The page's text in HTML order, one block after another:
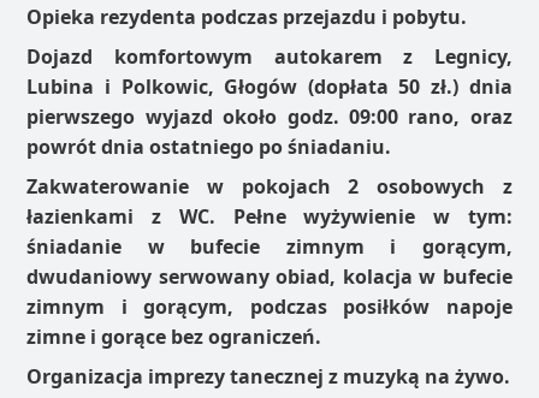
Opieka rezydenta podczas przejazdu i pobytu.
Dojazd komfortowym autokarem z Legnicy,
Lubina i Polkowic, Głogów (dopłata 50 zł.) dnia
pierwszego wyjazd około godz. 09:00 rano, oraz
powrót dnia ostatniego po śniadaniu.
Zakwaterowanie w pokojach 2 osobowych z
łazienkami z WC. Pełne wyżywienie w tym:
śniadanie w bufecie zimnym i gorącym,
dwudaniowy serwowany obiad, kolacja w bufecie
zimnym i gorącym, podczas posiłków napoje
zimne i gorące bez ograniczeń.
Organizacja imprezy tanecznej z muzyką na żywo.